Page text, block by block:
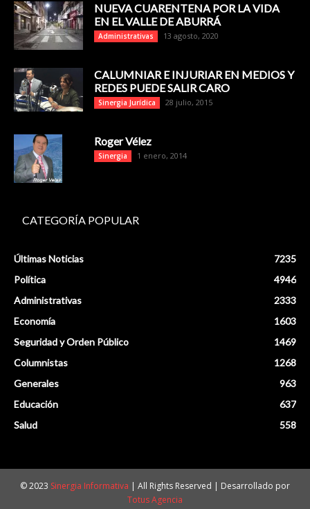
NUEVA CUARENTENA POR LA VIDA
EN EL VALLE DE ABURRÁ
Administrativas 13 agosto, 2020
CALUMNIAR E INJURIAR EN MEDIOS Y
REDES PUEDE SALIR CARO
Sinergia Jurídica 28 julio, 2015
Roger Vélez
Sinergia 1 enero, 2014
CATEGORÍA POPULAR
Últimas Noticias
7235
Política
4946
Administrativas
2333
Economía
1603
Seguridad y Orden Público
1469
Columnistas
1268
Generales
963
Educación
637
Salud
558
© 2023 Sinergia Informativa | All Rights Reserved | Desarrollado por
Totus Agencia